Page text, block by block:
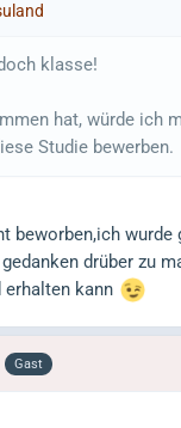
klasse!
hat, würde ich
Studie bewerben.
beworben,ich wurde
drüber zu
erhalten kann
Gast